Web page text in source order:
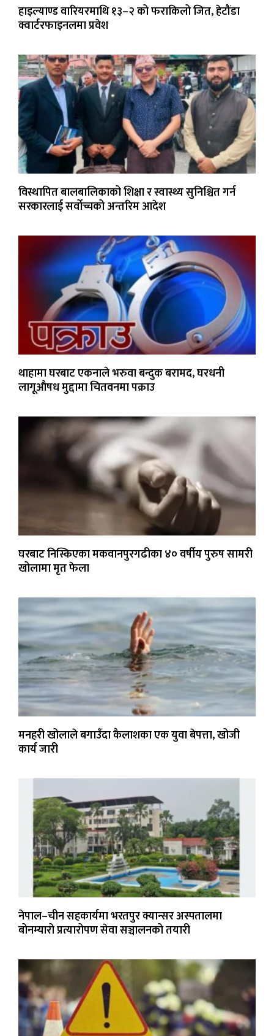
हाइल्याण्ड वारियरमाथि १३–२ को फराकिलो जित, हेटौंडा
क्वार्टरफाइनलमा प्रवेश
विस्थापित बालबालिकाको शिक्षा र स्वास्थ्य सुनिश्चित गर्न
सरकारलाई सर्वोच्चको अन्तरिम आदेश
थाहामा घरबाट एकनाले भरुवा बन्दुक बरामद, घरधनी
लागूऔषध मुद्दामा चितवनमा पक्राउ
घरबाट निस्किएका मकवानपुरगढीका ४० वर्षीय पुरुष सामरी
खोलामा मृत फेला
मनहरी खोलाले बगाउँदा कैलाशका एक युवा बेपत्ता, खोजी
कार्य जारी
नेपाल–चीन सहकार्यमा भरतपुर क्यान्सर अस्पतालमा
बोनम्यारो प्रत्यारोपण सेवा सञ्चालनको तयारी